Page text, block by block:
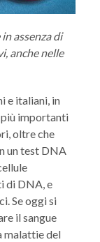
assenza di
anche nelle
e italiani, in
più importanti
oltre che
un test DNA
di DNA, e
Se oggi si
il sangue
malattie del